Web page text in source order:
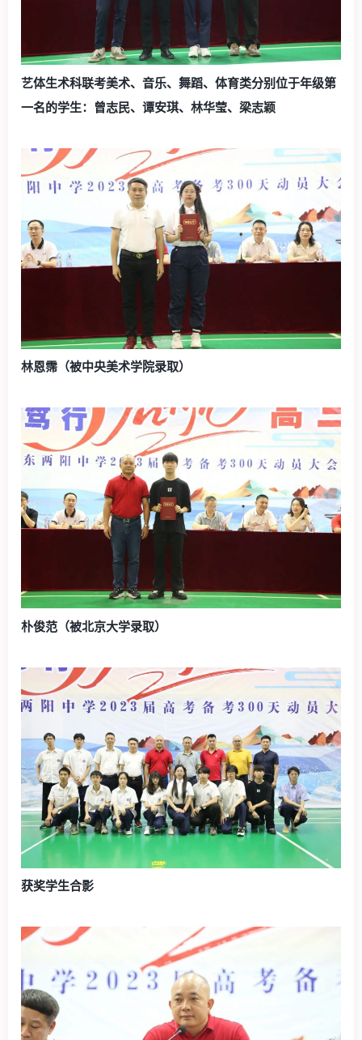
艺体生术科联考美术、音乐、舞蹈、体育类分别位于年级第
一名的学生：曾志民、谭安琪、林华莹、梁志颖
林恩霈（被中央美术学院录取）
朴俊范（被北京大学录取）
获奖学生合影